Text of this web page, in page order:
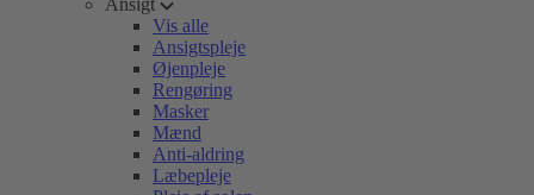
Ansigt
Vis alle
Ansigtspleje
Øjenpleje
Rengøring
Masker
Mænd
Anti-aldring
Læbepleje